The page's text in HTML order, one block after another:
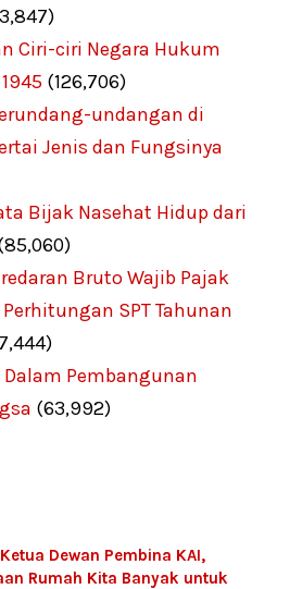
Ciri-ciri Negara Hukum
(126,706)
undangan di
Jenis dan Fungsinya
Bijak Nasehat Hidup dari
Bruto Wajib Pajak
SPT Tahunan
Pembangunan
(63,992)
Dewan Pembina KAI,
Rumah Kita Banyak untuk